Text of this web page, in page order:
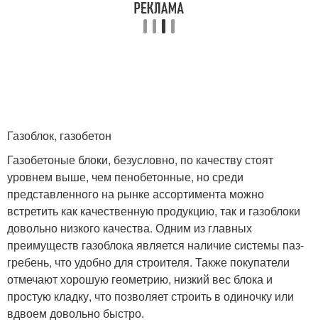
Газоблок, газобетон
Газобетоные блоки, безусловно, по качеству стоят
уровнем выше, чем пенобетонные, но среди
представленного на рынке ассортимента можно
встретить как качественную продукцию, так и газоблоки
довольно низкого качества. Одним из главных
преимуществ газоблока является наличие системы паз-
гребень, что удобно для строителя. Также покупатели
отмечают хорошую геометрию, низкий вес блока и
простую кладку, что позволяет строить в одиночку или
вдвоем довольно быстро.